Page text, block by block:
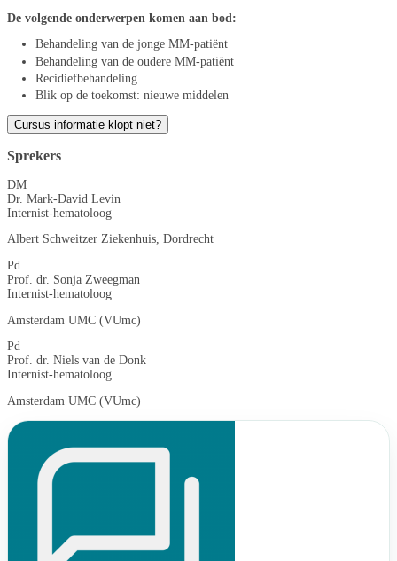
De volgende onderwerpen komen aan bod:
Behandeling van de jonge MM-patiënt
Behandeling van de oudere MM-patiënt
Recidiefbehandeling
Blik op de toekomst: nieuwe middelen
Cursus informatie klopt niet?
Sprekers
DM
Dr. Mark-David Levin
Internist-hematoloog
Albert Schweitzer Ziekenhuis, Dordrecht
Pd
Prof. dr. Sonja Zweegman
Internist-hematoloog
Amsterdam UMC (VUmc)
Pd
Prof. dr. Niels van de Donk
Internist-hematoloog
Amsterdam UMC (VUmc)